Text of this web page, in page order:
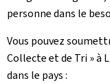
personne dans le
Vous pouvez
Collecte et de Tri » à
dans le pays :